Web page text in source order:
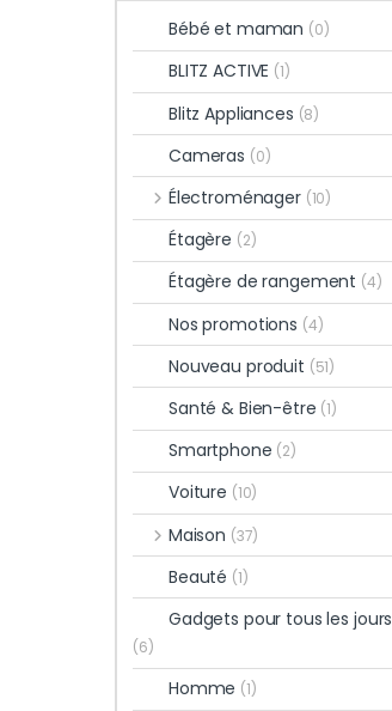
Bébé et maman (0)
BLITZ ACTIVE (1)
Blitz Appliances (8)
Cameras (0)
Électroménager (10)
Étagère (2)
Étagère de rangement (4)
Nos promotions (4)
Nouveau produit (51)
Santé & Bien-être (1)
Smartphone (2)
Voiture (10)
Maison (37)
Beauté (1)
Gadgets pour tous les jours
(6)
Homme (1)